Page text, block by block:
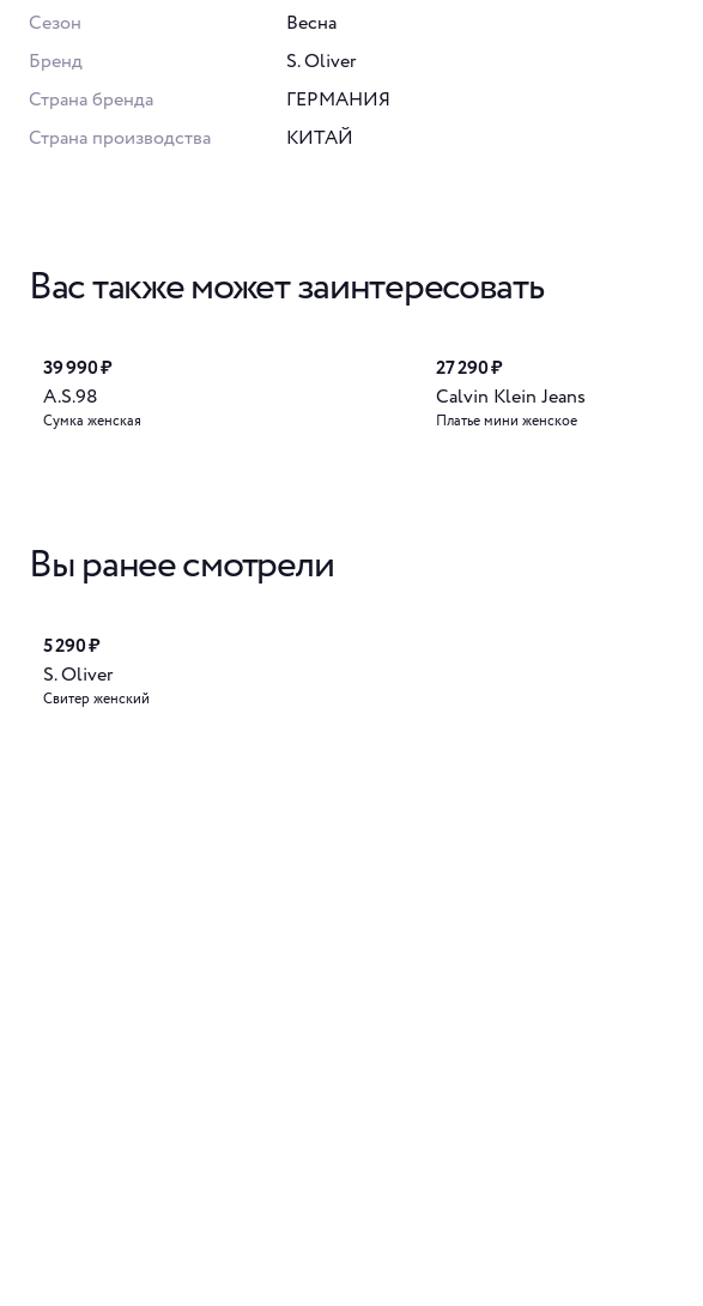
Сезон
Весна
Бренд
S. Oliver
Страна бренда
ГЕРМАНИЯ
Страна производства
КИТАЙ
Вас также может заинтересовать
39 990 ₽
A.S.98
Сумка женская
27 290 ₽
Calvin Klein Jeans
Платье мини женское
Вы ранее смотрели
5 290 ₽
S. Oliver
Свитер женский